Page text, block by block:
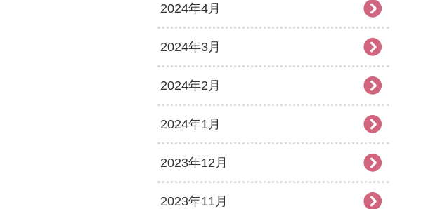
2024年4月
2024年3月
2024年2月
2024年1月
2023年12月
2023年11月